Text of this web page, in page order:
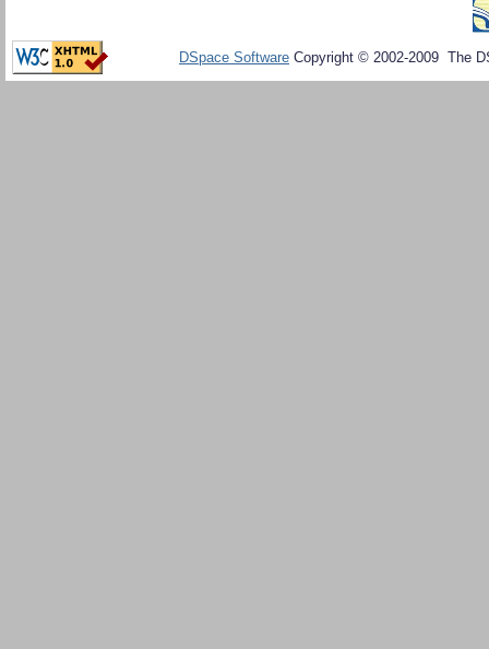
DSpace Software Copyright © 2002-2009 The